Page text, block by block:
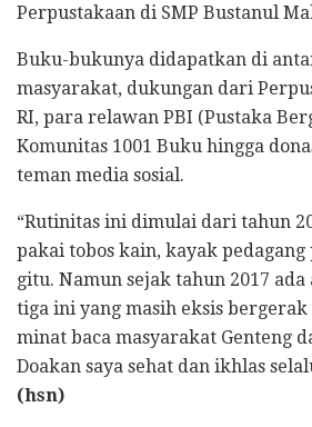
Perpustakaan di SMP Bustanul
Buku-bukunya didapatkan di
masyarakat, dukungan dari
RI, para relawan PBI (Pustaka
Komunitas 1001 Buku hingga
teman media sosial.
“Rutinitas ini dimulai dari tahun
pakai tobos kain, kayak
gitu. Namun sejak tahun 2017
tiga ini yang masih eksis
minat baca masyarakat Genteng
Doakan saya sehat dan ikhlas
(hsn)